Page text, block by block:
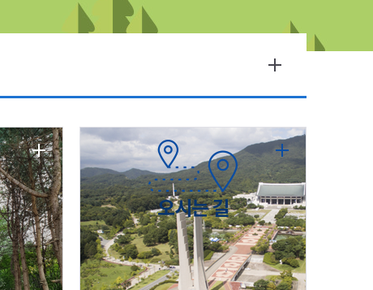
오시는 길